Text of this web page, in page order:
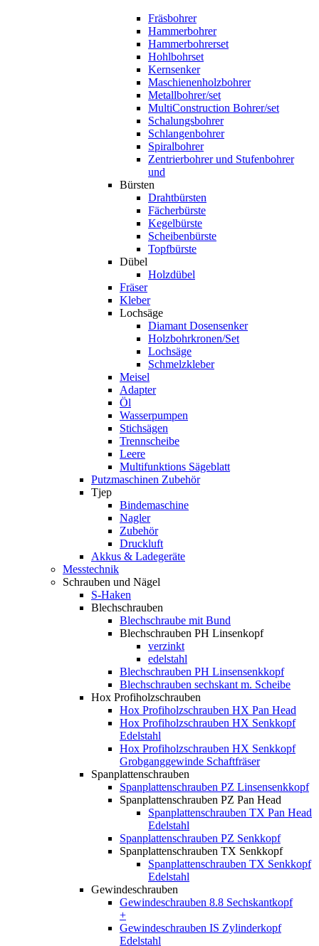
Fräsbohrer
Hammerbohrer
Hammerbohrerset
Hohlbohrset
Kernsenker
Maschienenholzbohrer
Metallbohrer/set
MultiConstruction Bohrer/set
Schalungsbohrer
Schlangenbohrer
Spiralbohrer
Zentrierbohrer und Stufenbohrer
und
Bürsten
Drahtbürsten
Fächerbürste
Kegelbürste
Scheibenbürste
Topfbürste
Dübel
Holzdübel
Fräser
Kleber
Lochsäge
Diamant Dosensenker
Holzbohrkronen/Set
Lochsäge
Schmelzkleber
Meisel
Adapter
Öl
Wasserpumpen
Stichsägen
Trennscheibe
Leere
Multifunktions Sägeblatt
Putzmaschinen Zubehör
Tjep
Bindemaschine
Nagler
Zubehör
Druckluft
Akkus & Ladegeräte
Messtechnik
Schrauben und Nägel
S-Haken
Blechschrauben
Blechschraube mit Bund
Blechschrauben PH Linsenkopf
verzinkt
edelstahl
Blechschrauben PH Linsensenkkopf
Blechschrauben sechskant m. Scheibe
Hox Profiholzschrauben
Hox Profiholzschrauben HX Pan Head
Hox Profiholzschrauben HX Senkkopf
Edelstahl
Hox Profiholzschrauben HX Senkkopf
Grobganggewinde Schaftfräser
Spanplattenschrauben
Spanplattenschrauben PZ Linsensenkkopf
Spanplattenschrauben PZ Pan Head
Spanplattenschrauben TX Pan Head
Edelstahl
Spanplattenschrauben PZ Senkkopf
Spanplattenschrauben TX Senkkopf
Spanplattenschrauben TX Senkkopf
Edelstahl
Gewindeschrauben
Gewindeschrauben 8.8 Sechskantkopf
+
Gewindeschrauben IS Zylinderkopf
Edelstahl